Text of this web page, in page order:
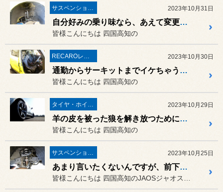
2023年10月31日
自分好みの乗り味なら、あえて変更しないという選択もアリですよ！スズキ スイフトスポーツ（ZC32S）に「スズキ純正ダンパー」の取り付け！
皆様こんにちは 四国高知の
2023年10月30日
通勤からサーキットまでイケちゃう欲張りなシートなんです！「スズキ スイフトスポーツ（ZC33S）に「RECARO RS-G GK」の取り付け！
皆様こんにちは 四国高知の
2023年10月29日
羊の皮を被った狼を解き放つために“走りのサンナナ”を投入しました！スカイライン GT-R（BNR32）に「RAYS TE37 SAGA SL＆POTENZA S007A」の取り付け！
皆様こんにちは 四国高知の
2023年10月25日
あまり言いたくないんですが、前下がりの見た目とフワフワする乗り心地が同時に改善できちゃうんです！トヨタ ランドクルーザープラド（TRJ150W）に「JAOS BATTLEZ リフトアップセット VFCA ver.B」の取り付け！